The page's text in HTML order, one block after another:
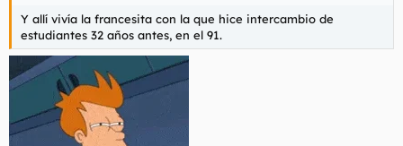
Y allí vivía la francesita con la que hice intercambio de
estudiantes 32 años antes, en el 91.